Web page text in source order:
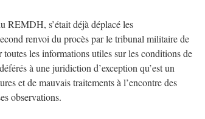
REMDH, s’était déjà déplacé les
renvoi du procès par le tribunal militaire de
les informations utiles sur les conditions de
à une juridiction d’exception qu’est un
et de mauvais traitements à l’encontre des
observations.